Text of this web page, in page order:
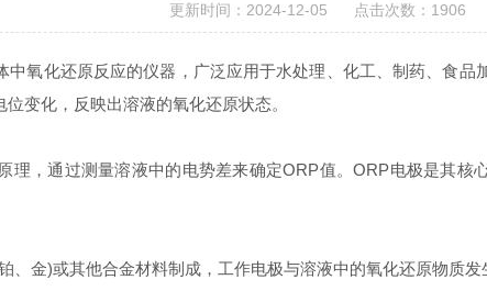
更新时间：2024-12-05 点击次数：1906
化还原反应的仪器，广泛应用于水处理、化工、制药、食品
变化，反映出溶液的氧化还原状态。
理，通过测量溶液中的电势差来确定ORP值。ORP电极是其
金)或其他合金材料制成，工作电极与溶液中的氧化还原物质发